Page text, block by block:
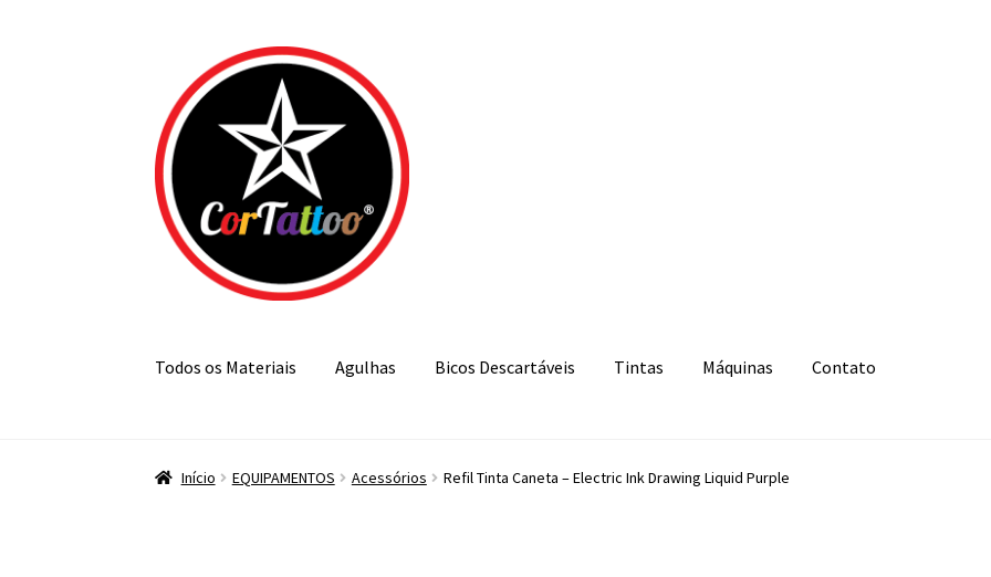
para
navegação
para
conteúdo
Todos os Materiais Agulhas Bicos Descartáveis Tintas Máquinas Contato
Início EQUIPAMENTOS Acessórios Refil Tinta Caneta – Electric Ink Drawing Liquid Purple